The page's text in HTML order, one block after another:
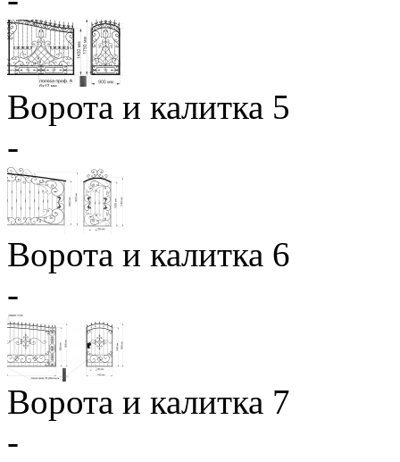
Ворота и калитка 5
-
Ворота и калитка 6
-
Ворота и калитка 7
-